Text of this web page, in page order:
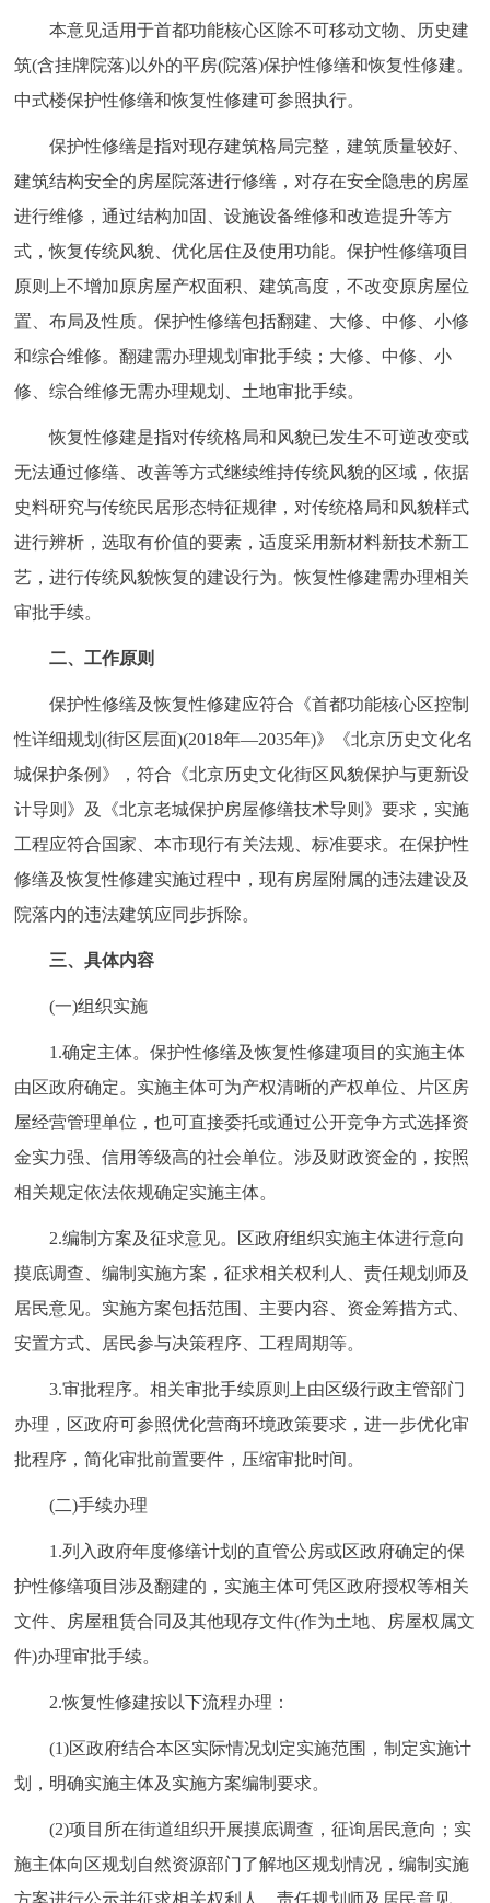
绿色北京 图说北京 视频北京
ENGLISH 한국어 日本語
DEUTSCH FRANÇAIS РУССКИЙ ЯЗЫК
ESPAÑOL العربية PORTUGUÊS
本意见适用于首都功能核心区除不可移动文物、历史建
筑(含挂牌院落)以外的平房(院落)保护性修缮和恢复性修建。
中式楼保护性修缮和恢复性修建可参照执行。
保护性修缮是指对现存建筑格局完整，建筑质量较好、
建筑结构安全的房屋院落进行修缮，对存在安全隐患的房屋
进行维修，通过结构加固、设施设备维修和改造提升等方
式，恢复传统风貌、优化居住及使用功能。保护性修缮项目
原则上不增加原房屋产权面积、建筑高度，不改变原房屋位
置、布局及性质。保护性修缮包括翻建、大修、中修、小修
和综合维修。翻建需办理规划审批手续；大修、中修、小
修、综合维修无需办理规划、土地审批手续。
恢复性修建是指对传统格局和风貌已发生不可逆改变或
无法通过修缮、改善等方式继续维持传统风貌的区域，依据
史料研究与传统民居形态特征规律，对传统格局和风貌样式
进行辨析，选取有价值的要素，适度采用新材料新技术新工
艺，进行传统风貌恢复的建设行为。恢复性修建需办理相关
审批手续。
二、工作原则
保护性修缮及恢复性修建应符合《首都功能核心区控制
性详细规划(街区层面)(2018年—2035年)》《北京历史文化名
城保护条例》，符合《北京历史文化街区风貌保护与更新设
计导则》及《北京老城保护房屋修缮技术导则》要求，实施
工程应符合国家、本市现行有关法规、标准要求。在保护性
修缮及恢复性修建实施过程中，现有房屋附属的违法建设及
院落内的违法建筑应同步拆除。
三、具体内容
(一)组织实施
1.确定主体。保护性修缮及恢复性修建项目的实施主体
由区政府确定。实施主体可为产权清晰的产权单位、片区房
屋经营管理单位，也可直接委托或通过公开竞争方式选择资
金实力强、信用等级高的社会单位。涉及财政资金的，按照
相关规定依法依规确定实施主体。
2.编制方案及征求意见。区政府组织实施主体进行意向
摸底调查、编制实施方案，征求相关权利人、责任规划师及
居民意见。实施方案包括范围、主要内容、资金筹措方式、
安置方式、居民参与决策程序、工程周期等。
3.审批程序。相关审批手续原则上由区级行政主管部门
办理，区政府可参照优化营商环境政策要求，进一步优化审
批程序，简化审批前置要件，压缩审批时间。
(二)手续办理
1.列入政府年度修缮计划的直管公房或区政府确定的保
护性修缮项目涉及翻建的，实施主体可凭区政府授权等相关
文件、房屋租赁合同及其他现存文件(作为土地、房屋权属文
件)办理审批手续。
2.恢复性修建按以下流程办理：
(1)区政府结合本区实际情况划定实施范围，制定实施计
划，明确实施主体及实施方案编制要求。
(2)项目所在街道组织开展摸底调查，征询居民意向；实
施主体向区规划自然资源部门了解地区规划情况，编制实施
方案进行公示并征求相关权利人、责任规划师及居民意见。